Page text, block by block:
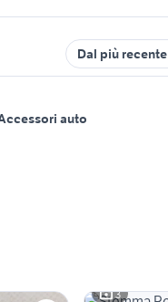
Dal più recente
auto
3